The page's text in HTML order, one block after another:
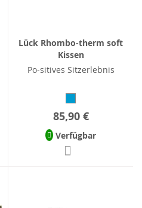
Lück Rhombo-therm soft
Kissen
Po-sitives Sitzerlebnis
85,90 €
Verfügbar